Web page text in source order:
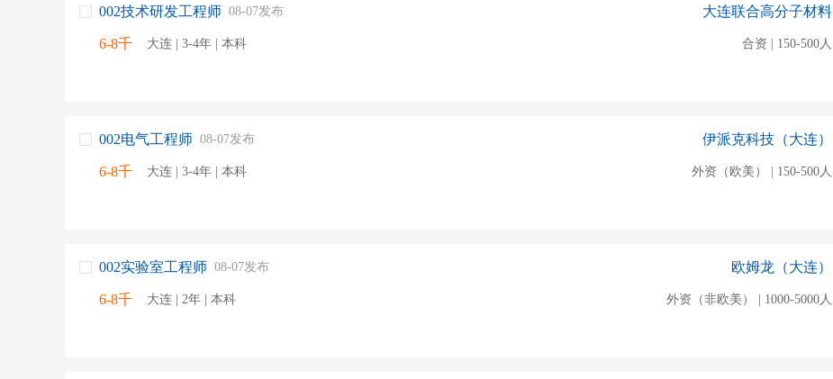
002技术研发工程师 08-07发布
6-8千 大连 | 3-4年 | 本科
大连联合高分子材料
合资 | 150-500人
002电气工程师 08-07发布
6-8千 大连 | 3-4年 | 本科
伊派克科技（大连）
外资（欧美） | 150-500人
002实验室工程师 08-07发布
6-8千 大连 | 2年 | 本科
欧姆龙（大连）
外资（非欧美） | 1000-5000人